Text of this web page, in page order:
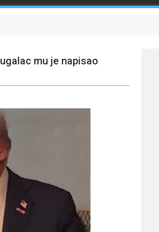
najveće kvotepobjedom savladao Kaunu Žalgiris i
mu je napisao